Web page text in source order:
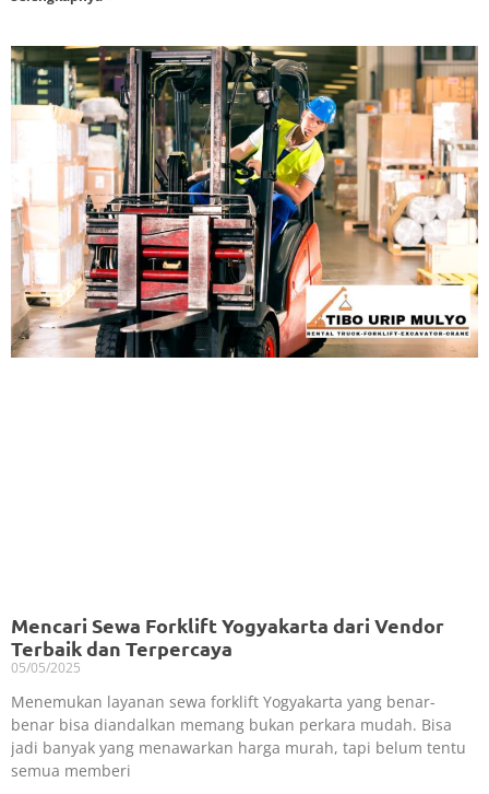
Mencari Sewa Forklift Yogyakarta dari Vendor
Terbaik dan Terpercaya
05/05/2025
Menemukan layanan sewa forklift Yogyakarta yang benar-
benar bisa diandalkan memang bukan perkara mudah. Bisa
jadi banyak yang menawarkan harga murah, tapi belum tentu
semua memberi